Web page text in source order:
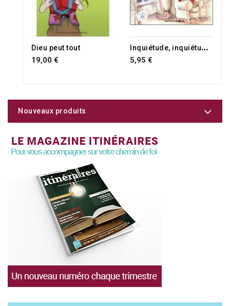
RUPTURE DE STOCK
Dieu peut tout
19,00 €
RUPTURE DE STOCK I
nquiétude, inquiétude, va-t-en !
5,95 €
Nouveaux produits